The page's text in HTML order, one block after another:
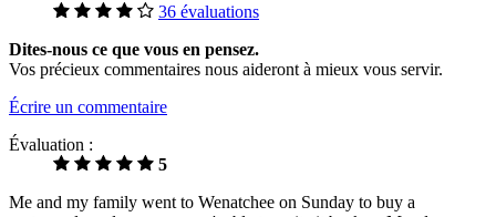
36 évaluations
Dites-nous ce que vous en pensez.
Vos précieux commentaires nous aideront à mieux vous servir.
Écrire un commentaire
Évaluation :
5
Me and my family went to Wenatchee on Sunday to buy a